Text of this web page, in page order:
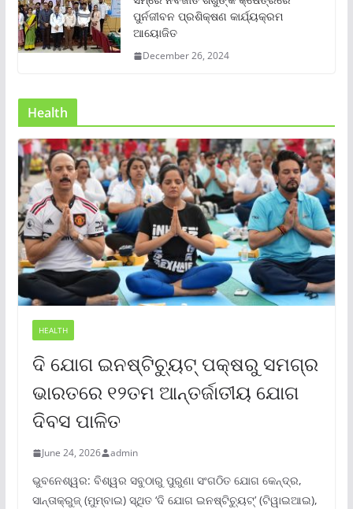
ପୁର୍ନଜୀବନ ପ୍ରଶିକ୍ଷଣ କାର୍ଯ୍ୟକ୍ରମ
ଆୟୋଜିତ
December 26, 2024
Health
HEALTH
ଦି ଯୋଗ ଇନଷ୍ଟିଚ୍ୟୁଟ୍ ପକ୍ଷରୁ ସମଗ୍ର
ଭାରତରେ ୧୨ତମ ଆନ୍ତର୍ଜାତୀୟ ଯୋଗ
ଦିବସ ପାଳିତ
June 24, 2026 admin
ଭୁବନେଶ୍ୱର: ବିଶ୍ୱର ସବୁଠାରୁ ପୁରୁଣା ସଂଗଠିତ ଯୋଗ କେନ୍ଦ୍ର,
ସାନ୍ତାକ୍ରୁଜ୍ (ମୁମ୍ବାଇ) ସ୍ଥିତ ‘ଦି ଯୋଗ ଇନଷ୍ଟିଚ୍ୟୁଟ୍‌’ (ଟିୱାଇଆଇ),